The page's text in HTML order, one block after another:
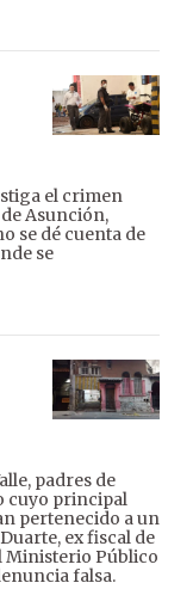
el crimen
Asunción,
se dé cuenta de
se
padres de
cuyo principal
pertenecido a un
ex fiscal de
Ministerio Público
falsa.